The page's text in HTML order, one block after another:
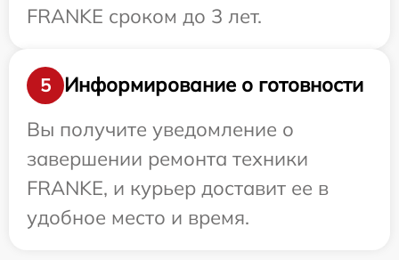
FRANKE сроком до 3 лет.
5
Информирование о готовности
Вы получите уведомление о
завершении ремонта техники
FRANKE, и курьер доставит ее в
удобное место и время.